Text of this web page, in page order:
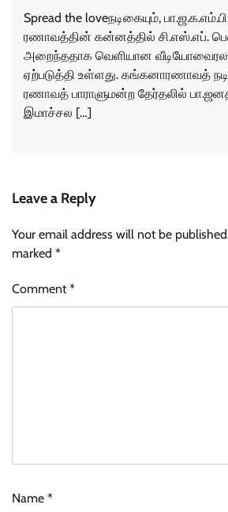
Spread the loveநடிகையும்,
ரணாவத்தின் கன்னத்தில் சி.எஸ்.எப்.
அறைந்ததாக வெளியான
ஏற்படுத்தி உள்ளது. கங்கனாரணாவத்
ரணாவத் பாராளுமன்ற தேர்தலில்
இமாச்சல […]
Leave a Reply
Your email address will not be
marked *
Comment*
Name *